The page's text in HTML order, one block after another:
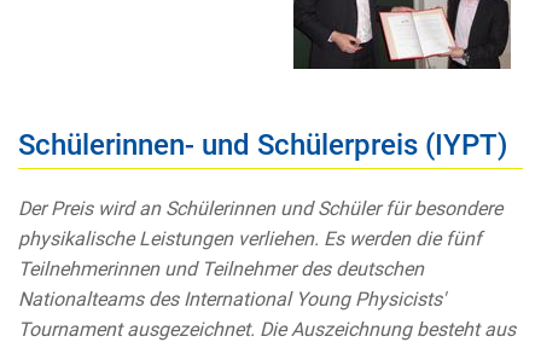
Schülerinnen- und Schülerpreis (IYPT)
Der Preis wird an Schülerinnen und Schüler für besondere
physikalische Leistungen verliehen. Es werden die fünf
Teilnehmerinnen und Teilnehmer des deutschen
Nationalteams des International Young Physicists'
Tournament ausgezeichnet. Die Auszeichnung besteht aus